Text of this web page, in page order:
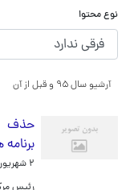
نوع محتوا
آرشیو سال ۹۵ و قبل از آن
حذف
برنامه
۲ شهریور ۱۴۰۴، ۲۲:۴۰